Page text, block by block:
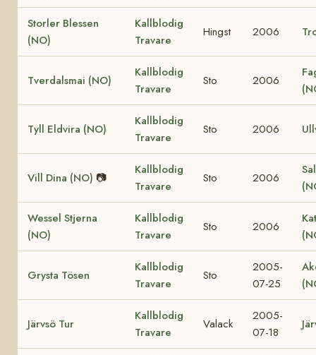
Storler Blessen
(NO)
Kallblodig
Travare
Hingst 2006
Tverdalsmai (NO)
Kallblodig
Travare
Sto 2006
Tyll Eldvira (NO)
Kallblodig
Travare
Sto 2006
Vill Dina (NO) 📷
Kallblodig
Travare
Sto 2006
Wessel Stjerna
(NO)
Kallblodig
Travare
Sto 2006
Grysta Tösen
Kallblodig
Travare
Sto
2005-
07-25
Järvsö Tur
Kallblodig
Travare
Valack
2005-
07-18